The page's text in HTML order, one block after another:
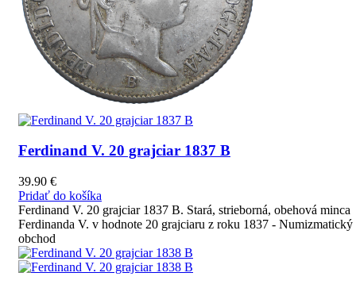
Ferdinand V. 20 grajciar 1837 B
39.90 €
Pridať do košíka
Ferdinand V. 20 grajciar 1837 B. Stará, strieborná, obehová minca
Ferdinanda V. v hodnote 20 grajciaru z roku 1837 - Numizmatický
obchod